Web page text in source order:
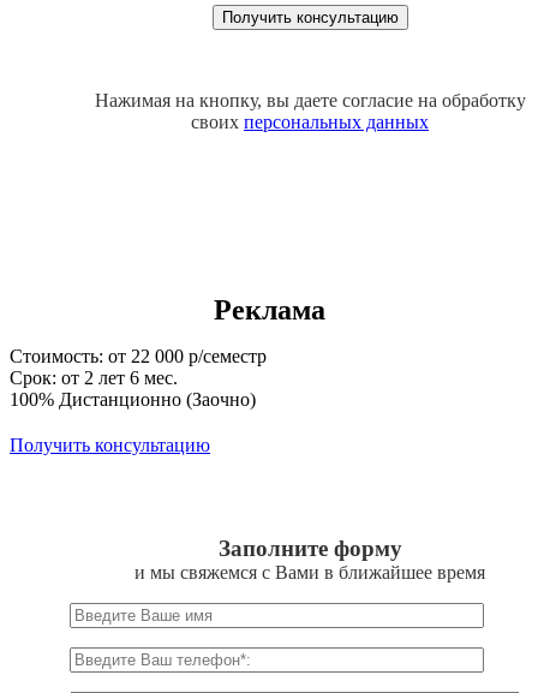
Нажимая на кнопку, вы даете согласие на обработку
своих персональных данных
Реклама
Стоимость: от 22 000 р/семестр
Срок: от 2 лет 6 мес.
100% Дистанционно (Заочно)
Получить консультацию
Заполните форму
и мы свяжемся с Вами в ближайшее время